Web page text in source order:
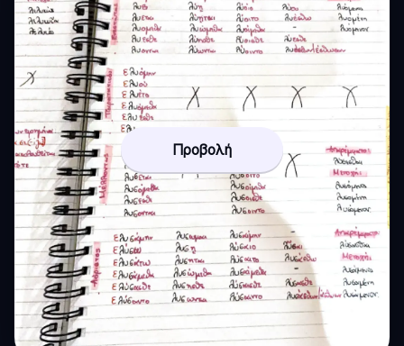
Προβολή